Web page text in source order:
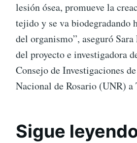
lesión ósea, promueve la
tejido y se va biodegradando
del organismo”, aseguró
del proyecto e investigadora
Consejo de Investigaciones
Nacional de Rosario (UNR) a
Sigue